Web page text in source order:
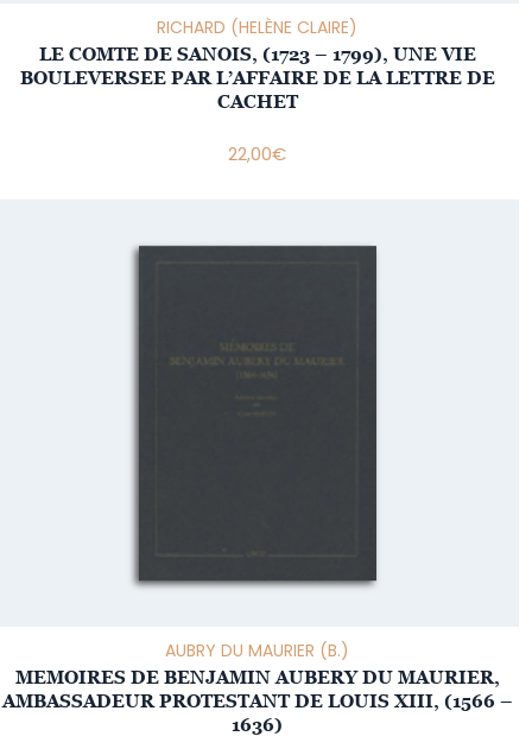
RICHARD (HELÈNE CLAIRE)
LE COMTE DE SANOIS, (1723 – 1799), UNE VIE
BOULEVERSEE PAR L’AFFAIRE DE LA LETTRE DE
CACHET
22,00€
AUBRY DU MAURIER (B.)
MEMOIRES DE BENJAMIN AUBERY DU MAURIER,
AMBASSADEUR PROTESTANT DE LOUIS XIII, (1566 –
1636)